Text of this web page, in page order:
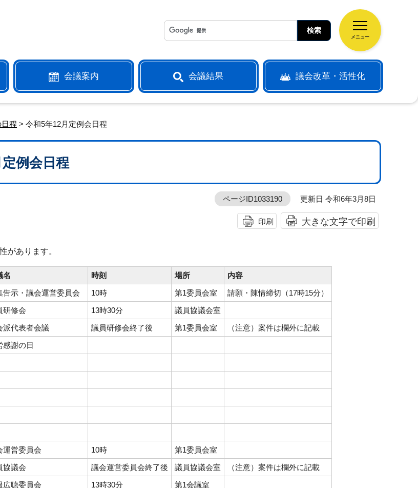
メニュー
会議案内 会議結果 議会改革・活性化
程 > 令和5年12月定例会日程
例会日程
ページID1033190 更新日 令和6年3月8日
印刷 大きな文字で印刷
があります。
名 時刻 場所
内容
告示・議会運営委員会 10時 第1委員会室
請願・陳情締切（17時15分）
研修会
13時30分
議員協議会室
派代表者会議
議員研修会終了後 第1委員会室
（注意）案件は欄外に記載
感謝の日
運営委員会 10時
第1委員会室
協議会
議会運営委員会終了後 議員協議会室
（注意）案件は欄外に記載
広聴委員会
13時30分
第1会議室